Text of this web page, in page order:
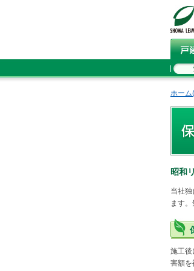
ホーム
昭和
当社
ます
施工後
害額を